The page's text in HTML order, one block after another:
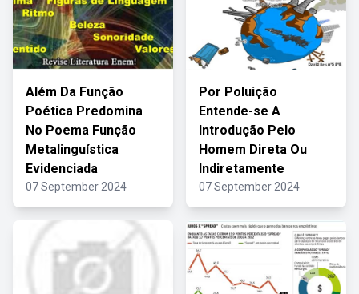
Além Da Função
Poética Predomina
No Poema Função
Metalinguística
Evidenciada
07 September 2024
Por Poluição
Entende-se A
Introdução Pelo
Homem Direta Ou
Indiretamente
07 September 2024